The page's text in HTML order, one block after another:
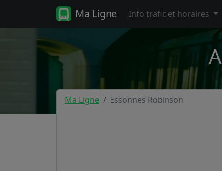
Ma Ligne Info trafic et horaires
Ma Ligne Essonnes Robinson